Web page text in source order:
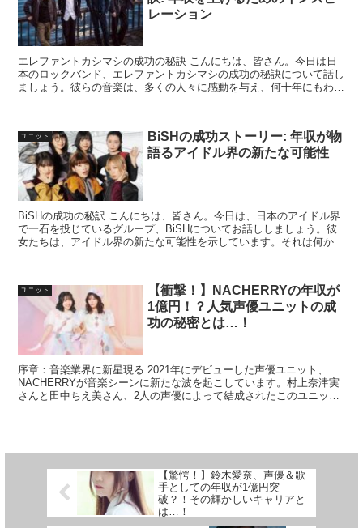
レーション
エレファントカシマシの成功の秘訣 こんにちは、皆さん。今日は日
本のロックバンド、エレファントカシマシの成功の秘訣について話し
ましょう。彼らの音楽は、多くの人々に感動を与え、何十年にもわた
ユニット
BiSHの成功ストーリー: 年収が物
語るアイドル界の新たな可能性
BiSHの成功の秘訳 こんにちは、皆さん。今日は、日本のアイドル界
で一石を投じているグループ、BiSHについてお話ししましょう。彼
女たちは、アイドル界の新たな可能性を示しています。それは何かと
ユニット
【衝撃！】NACHERRYの年収が
1億円！？人気声優ユニットの成
功の秘密とは…！
序章：音楽業界に新星現る 2021年にデビューした声優ユニット、
NACHERRYが音楽シーンに新たな波を起こしています。村上奈津実
さんと田中ちえ美さん、2人の声優によって結成されたこのユニット
【驚愕！】鈴木愛奈、声優＆歌
手としての年収が1億円突
破？！その輝かしいキャリアと
は…！